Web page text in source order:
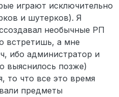
играют исключительно
и шутерков). Я
необычные РП
встретишь, а мне
ибо администратор и
выяснилось позже)
то что все это время
предметы